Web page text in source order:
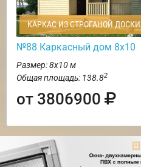
КАРКАС ИЗ СТРОГАНОЙ ДОСКИ
№88 Каркасный дом 8х10
Размер: 8х10 м
Общая площадь: 138.82
от 3806900